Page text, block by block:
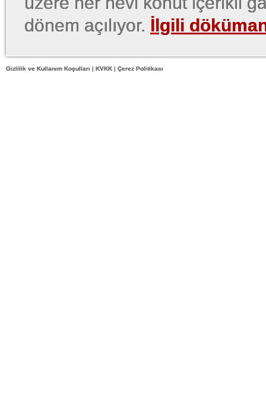
dönem açılıyor. İlgili
Gizlilik ve Kullanım Koşulları | KVKK | Çerez Politikası